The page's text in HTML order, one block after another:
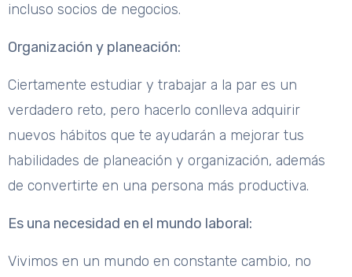
incluso socios de negocios.
Organización y planeación:
Ciertamente estudiar y trabajar a la par es un
verdadero reto, pero hacerlo conlleva adquirir
nuevos hábitos que te ayudarán a mejorar tus
habilidades de planeación y organización, además
de convertirte en una persona más productiva.
Es una necesidad en el mundo laboral:
Vivimos en un mundo en constante cambio, no